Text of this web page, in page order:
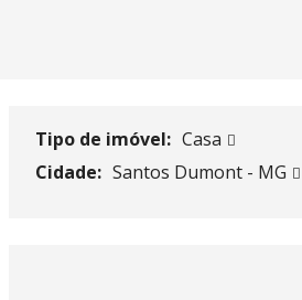
Tipo de imóvel: Casa
Cidade: Santos Dumont - MG